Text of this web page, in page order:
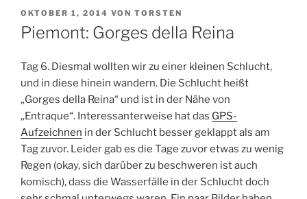
VERÖFFENTLICHT
AM
OKTOBER 1, 2014 VON TORSTEN
Piemont: Gorges della Reina
Tag 6. Diesmal wollten wir zu einer kleinen Schlucht,
und in diese hinein wandern. Die Schlucht heißt
„Gorges della Reina“ und ist in der Nähe von
„Entraque“. Interessanterweise hat das GPS-
Aufzeichnen in der Schlucht besser geklappt als am
Tag zuvor. Leider gab es die Tage zuvor etwas zu wenig
Regen (okay, sich darüber zu beschweren ist auch
komisch), dass die Wasserfälle in der Schlucht doch